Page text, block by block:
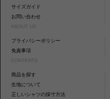
サイズガイド
お問い合わせ
ABOUT US
プライバシーポリシー
免責事項
CONTENTS
商品を探す
生地について
正しいシャツの採寸方法